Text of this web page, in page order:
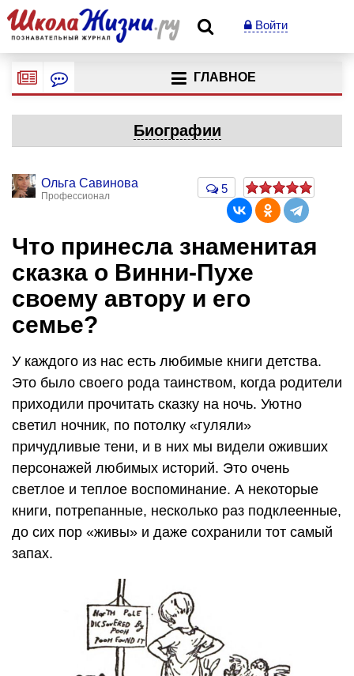
Войти
ГЛАВНОЕ
Биографии
Ольга Савинова
Профессионал
5
Что принесла знаменитая
сказка о Винни-Пухе
своему автору и его
семье?
У каждого из нас есть любимые книги детства.
Это было своего рода таинством, когда родители
приходили прочитать сказку на ночь. Уютно
светил ночник, по потолку «гуляли»
причудливые тени, и в них мы видели оживших
персонажей любимых историй. Это очень
светлое и теплое воспоминание. А некоторые
книги, потрепанные, несколько раз подклеенные,
до сих пор «живы» и даже сохранили тот самый
запах.